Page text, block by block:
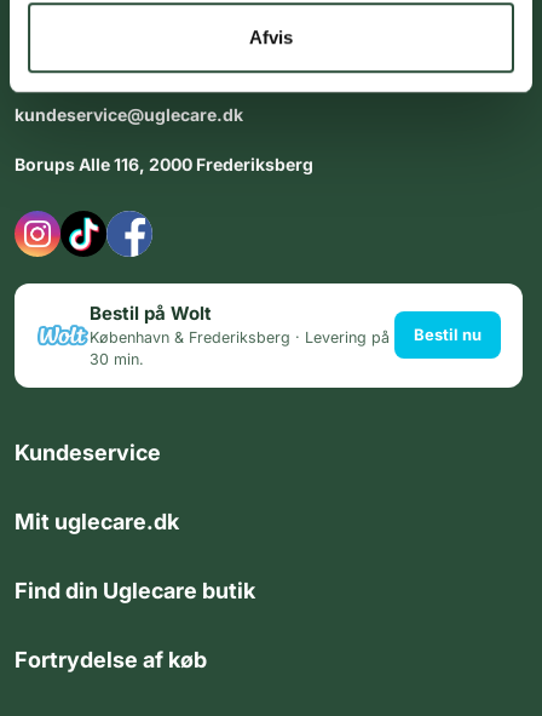
Afvis
Åbningstider i butikken:
kundeservice@uglecare.dk
Borups Alle 116, 2000 Frederiksberg
Bestil på Wolt
København & Frederiksberg · Levering på
30 min.
Bestil nu
Kundeservice
Mit uglecare.dk
Find din Uglecare butik
Fortrydelse af køb